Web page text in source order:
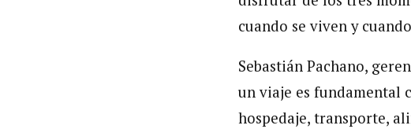
cuando se viven y
Sebastián Pachano,
un viaje es fundamental
hospedaje, transporte,